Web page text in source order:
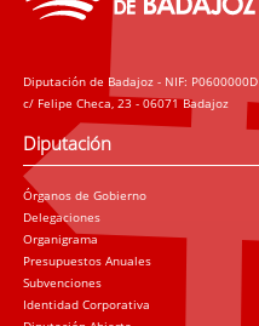
Diputación de Badajoz - NIF: P0600000D
c/ Felipe Checa, 23 - 06071 Badajoz
Diputación
Órganos de Gobierno
Delegaciones
Organigrama
Presupuestos Anuales
Subvenciones
Identidad Corporativa